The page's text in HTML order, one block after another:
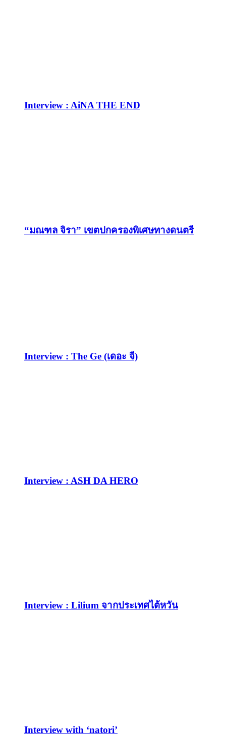
Interview : AiNA THE END
“มณฑล จิรา” เขตปกครองพิเศษทางดนตรี
Interview : The Ge (เดอะ จี)
Interview : ASH DA HERO
Interview : Lilium จากประเทศไต้หวัน
Interview with ‘natori’